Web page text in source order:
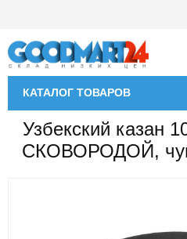
КАТАЛОГ ТОВАРОВ
Узбекский
СКОВОРОДОЙ,